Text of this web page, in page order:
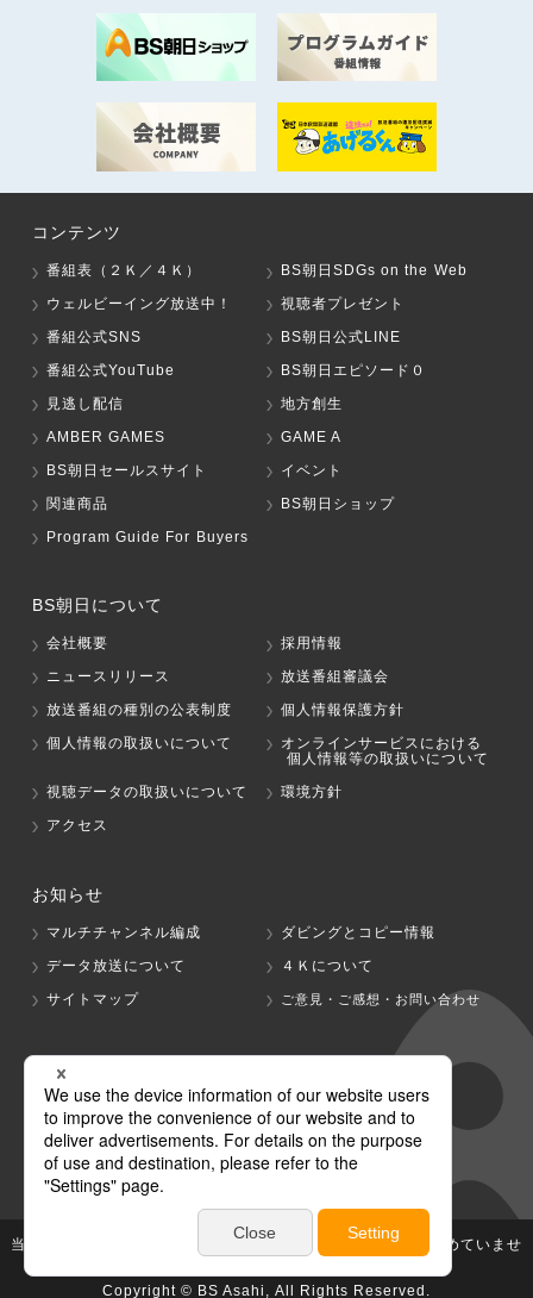
コンテンツ
番組表（２Ｋ／４Ｋ）
BS朝日SDGs on the Web
ウェルビーイング放送中！
視聴者プレゼント
番組公式SNS
BS朝日公式LINE
番組公式YouTube
BS朝日エピソード０
見逃し配信
地方創生
AMBER GAMES
GAME A
BS朝日セールスサイト
イベント
関連商品
BS朝日ショップ
Program Guide For Buyers
BS朝日について
会社概要
採用情報
ニュースリリース
放送番組審議会
放送番組の種別の公表制度
個人情報保護方針
個人情報の取扱いについて
オンラインサービスにおける
個人情報等の取扱いについて
視聴データの取扱いについて
環境方針
アクセス
お知らせ
マルチチャンネル編成
ダビングとコピー情報
データ放送について
４Ｋについて
サイトマップ
ご意見・ご感想・お問い合わせ
グループ会社
テレビ朝日 テレ朝チャンネル
当社が著作権、著作隣接権を有する放送番組等の無断利用は認めていませ
ん。
Copyright © BS Asahi, All Rights Reserved.